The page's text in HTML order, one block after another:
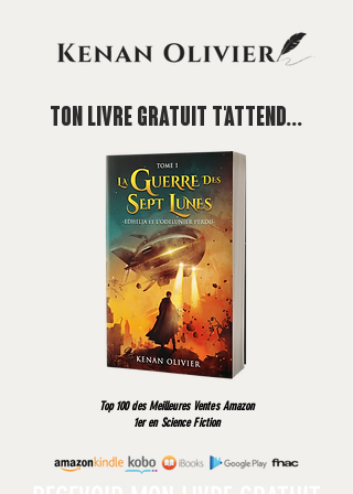
Ton livre gratuit T'attend...
Top 100 des Meilleures Ventes Amazon
1er en Science Fiction